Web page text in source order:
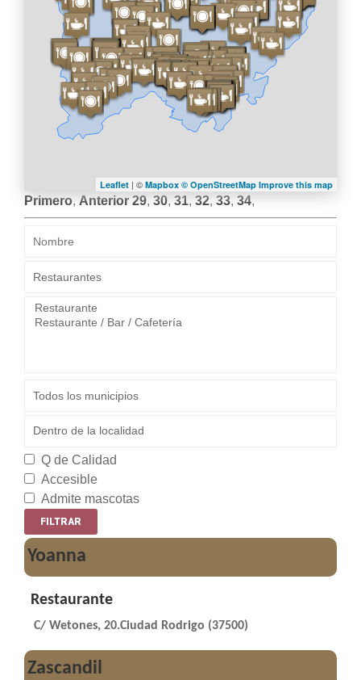
Leaflet | © Mapbox © OpenStreetMap Improve this map
Primero, Anterior 29, 30, 31, 32, 33, 34,
Q de Calidad
Accesible
Admite mascotas
Yoanna
Restaurante
C/ Wetones, 20.Ciudad Rodrigo (37500)
Zascandil